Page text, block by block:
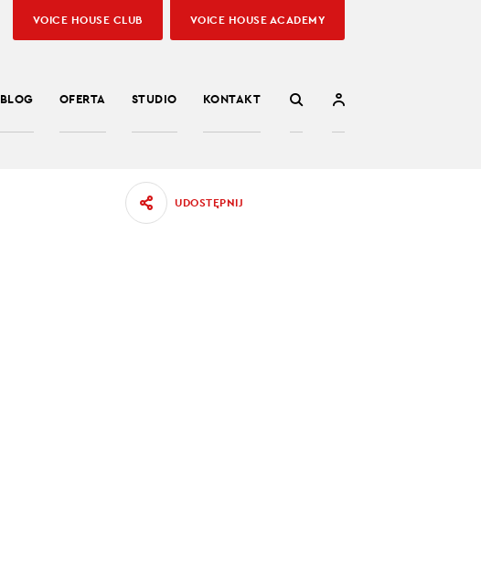
BLOG OFERTA STUDIO KONTAKT
VOICE HOUSE CLUB VOICE HOUSE ACADEMY
UDOSTĘPNIJ